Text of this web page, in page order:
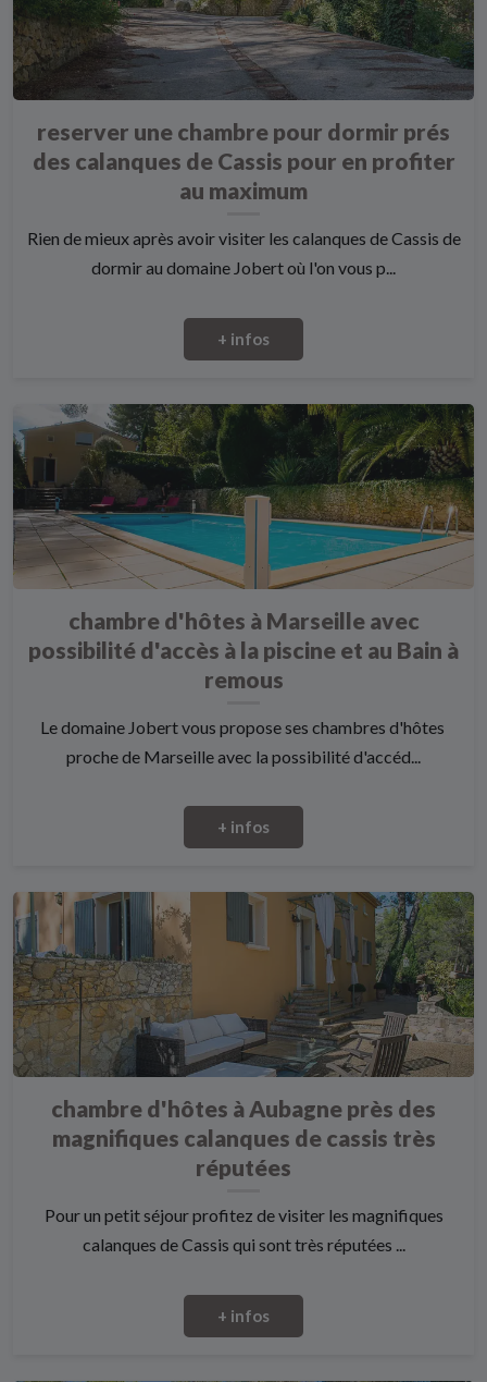
reserver une chambre pour dormir prés
des calanques de Cassis pour en profiter
au maximum
Rien de mieux après avoir visiter les calanques de Cassis de
dormir au domaine Jobert où l'on vous p...
+ infos
chambre d'hôtes à Marseille avec
possibilité d'accès à la piscine et au Bain à
remous
Le domaine Jobert vous propose ses chambres d'hôtes
proche de Marseille avec la possibilité d'accéd...
+ infos
chambre d'hôtes à Aubagne près des
magnifiques calanques de cassis très
réputées
Pour un petit séjour profitez de visiter les magnifiques
calanques de Cassis qui sont très réputées ...
+ infos